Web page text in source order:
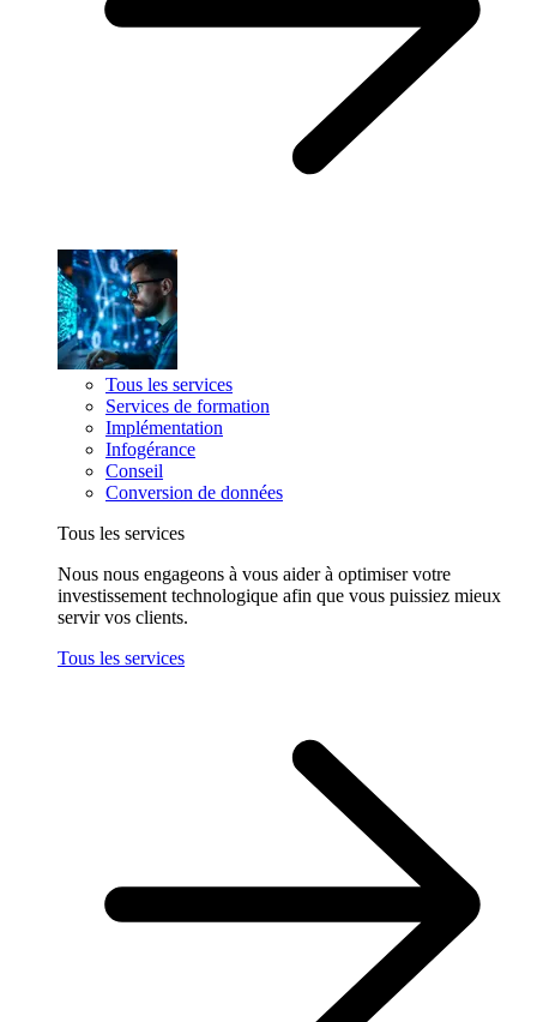
Tous les services
Services de formation
Implémentation
Infogérance
Conseil
Conversion de données
Tous les services
Nous nous engageons à vous aider à optimiser votre
investissement technologique afin que vous puissiez mieux
servir vos clients.
Tous les services